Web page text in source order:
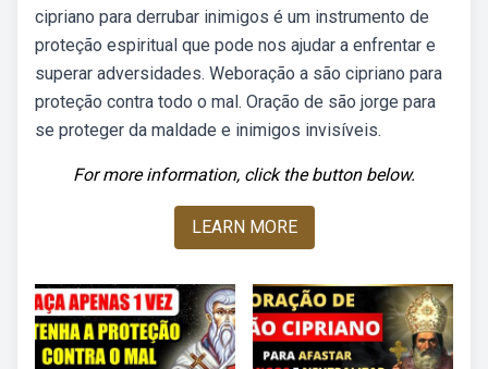
cipriano para derrubar inimigos é um instrumento de
proteção espiritual que pode nos ajudar a enfrentar e
superar adversidades. Weboração a são cipriano para
proteção contra todo o mal. Oração de são jorge para
se proteger da maldade e inimigos invisíveis.
For more information, click the button below.
LEARN MORE